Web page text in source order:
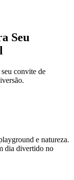
Seu
convite de
e natureza.
dia divertido no